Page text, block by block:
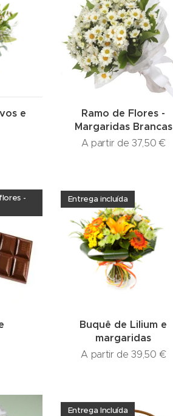
e
Ramo de Flores -
Margaridas Brancas
A partir de 37,50 €
-
Buquê de Lilium e
margaridas
Entrega incluída
A partir de39,50 €
Entrega Incluída